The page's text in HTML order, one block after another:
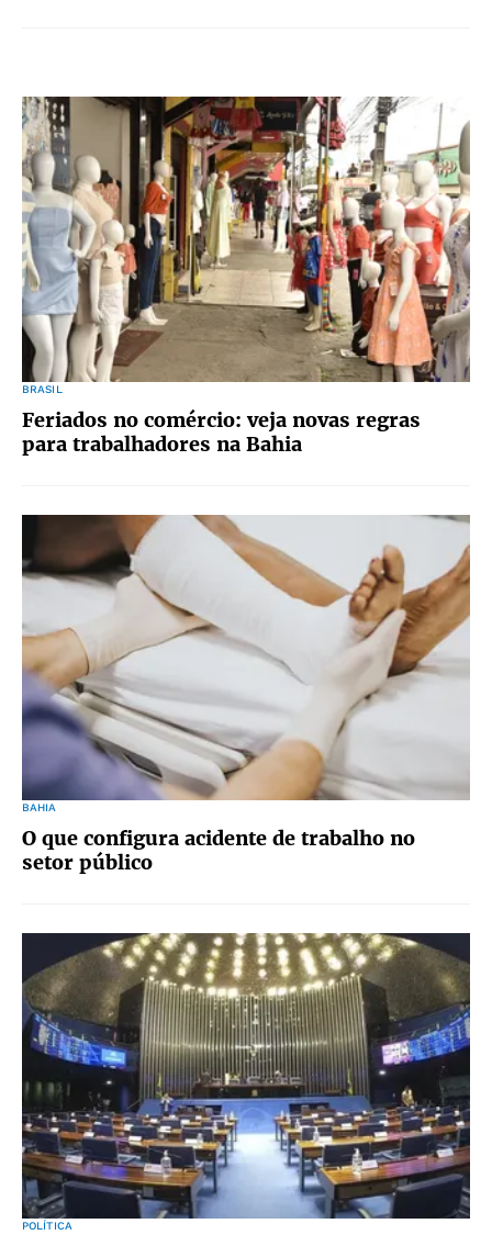
BRASIL
Feriados no comércio: veja novas regras
para trabalhadores na Bahia
BAHIA
O que configura acidente de trabalho no
setor público
POLÍTICA